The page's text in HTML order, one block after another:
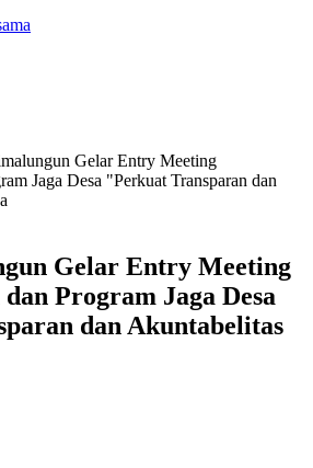
Gelar Entry Meeting
Jaga Desa "Perkuat Transparan dan
Gelar Entry Meeting
Program Jaga Desa
dan Akuntabelitas